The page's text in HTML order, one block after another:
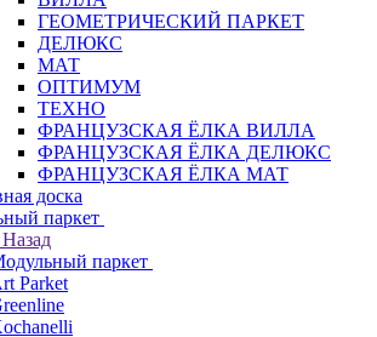
ГЕОМЕТРИЧЕСКИЙ ПАРКЕТ
ДЕЛЮКС
МАТ
ОПТИМУМ
ТЕХНО
ФРАНЦУЗСКАЯ ЁЛКА ВИЛЛА
ФРАНЦУЗСКАЯ ЁЛКА ДЕЛЮКС
ФРАНЦУЗСКАЯ ЁЛКА МАТ
доска
паркет
Назад
паркет
Parket